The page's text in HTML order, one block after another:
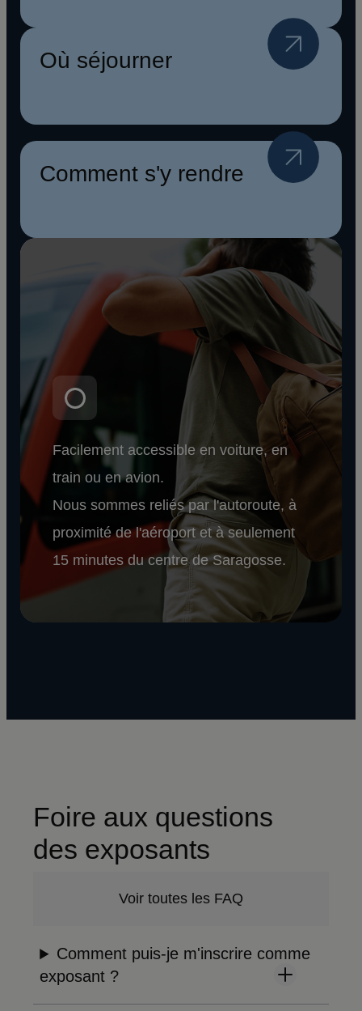
Où séjourner
Comment s'y rendre
Facilement accessible en voiture, en
train ou en avion.
Nous sommes reliés par l'autoroute, à
proximité de l'aéroport et à seulement
15 minutes du centre de Saragosse.
Foire aux questions
des exposants
Voir toutes les FAQ
Comment puis-je m'inscrire comme
exposant ?